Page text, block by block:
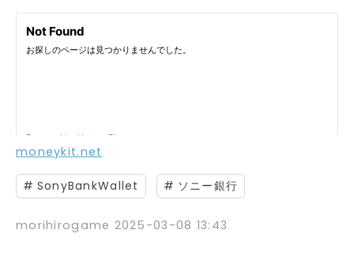
moneykit.net
# SonyBankWallet # ソニー銀行
morihirogame 2025-03-08 13:43